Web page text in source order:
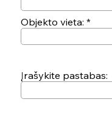
Objekto vieta:
Įrašykite pastabas: